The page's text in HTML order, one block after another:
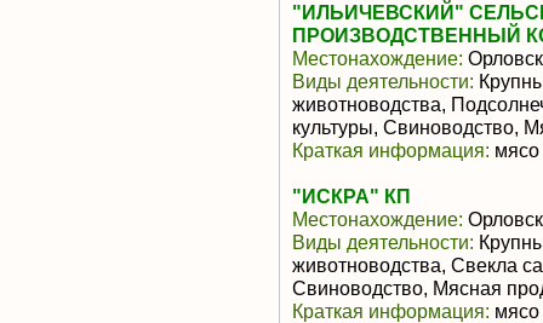
"ИЛЬИЧЕВСКИЙ"
ПРОИЗВОДСТВЕННЫЙ
Местонахождение:
Виды деятельности:
животноводства,
культуры, Свиноводство,
Краткая информация: мясо
"ИСКРА" КП
Местонахождение:
Виды деятельности:
животноводства, Свекла
Свиноводство, Мясная
Краткая информация: мясо